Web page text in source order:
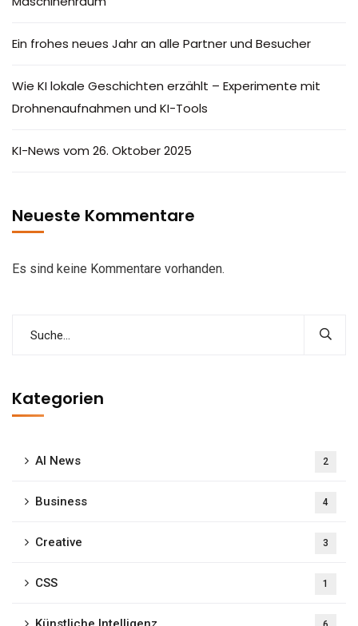
Ein frohes neues Jahr an alle Partner und Besucher
Wie KI lokale Geschichten erzählt – Experimente mit
Drohnenaufnahmen und KI-Tools
KI-News vom 26. Oktober 2025
Neueste Kommentare
Es sind keine Kommentare vorhanden.
Kategorien
AI News 2
Business 4
Creative 3
CSS 1